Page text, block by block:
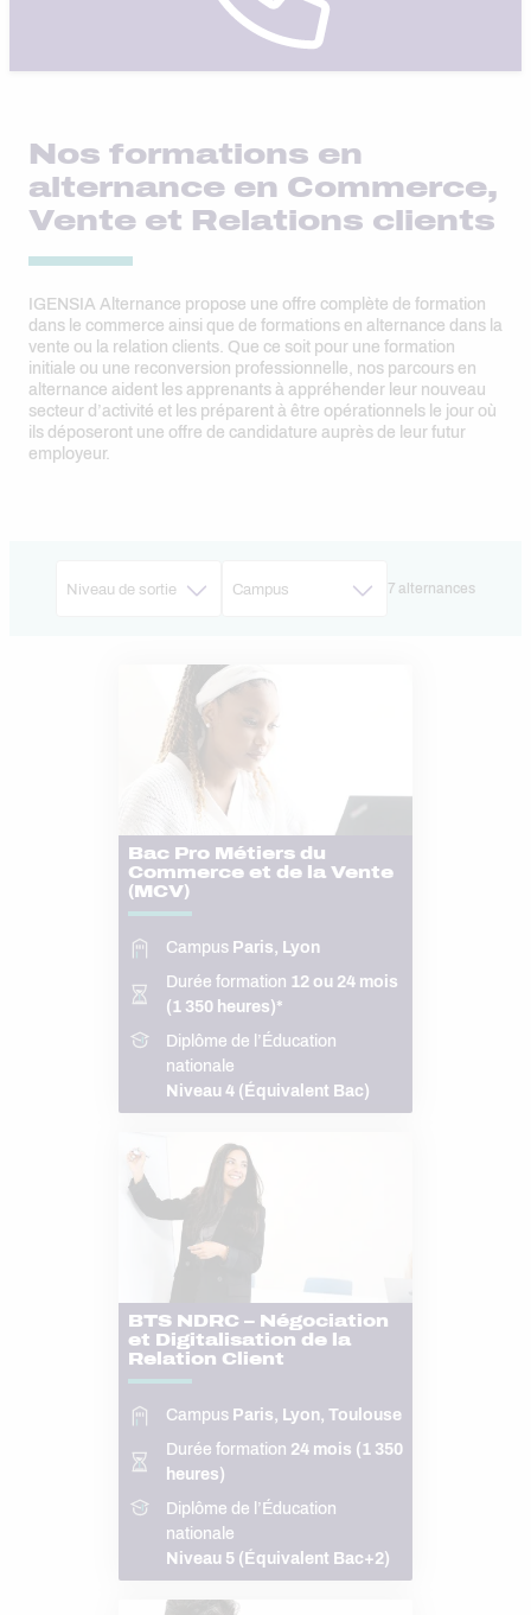
Nos formations en
alternance en Commerce,
Vente et Relations clients
IGENSIA Alternance propose une offre complète de formation
dans le commerce ainsi que de formations en alternance dans la
vente ou la relation clients. Que ce soit pour une formation
initiale ou une reconversion professionnelle, nos parcours en
alternance aident les apprenants à appréhender leur nouveau
secteur d’activité et les préparent à être opérationnels le jour où
ils déposeront une offre de candidature auprès de leur futur
employeur.
7 alternances
Bac Pro Métiers du
Commerce et de la Vente
(MCV)
Campus Paris, Lyon
Durée formation 12 ou 24 mois
(1 350 heures)*
Diplôme de l’Éducation
nationale
Niveau 4 (Équivalent Bac)
BTS NDRC – Négociation
et Digitalisation de la
Relation Client
Campus Paris, Lyon, Toulouse
Durée formation 24 mois (1 350
heures)
Diplôme de l’Éducation
nationale
Niveau 5 (Équivalent Bac+2)